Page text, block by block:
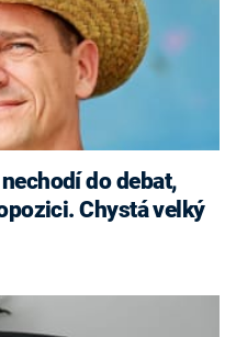
do debat,
Chystá velký